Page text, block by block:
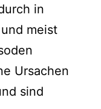
in
meist
Ursachen
sind